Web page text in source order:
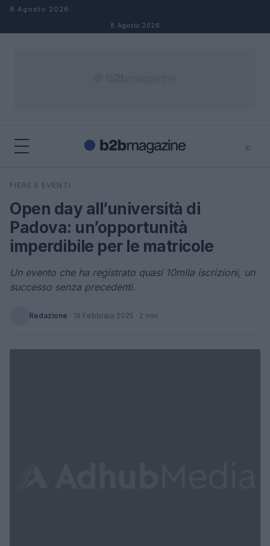
Salta al contenuto
8 Agosto 2026
8 Agosto 2026
⌕
Cerca
FIERE E EVENTI
Open day all’università di
Padova: un’opportunità
imperdibile per le matricole
Un evento che ha registrato quasi 10mila iscrizioni, un
successo senza precedenti.
Redazione · 19 Febbraio 2025 · 2 min